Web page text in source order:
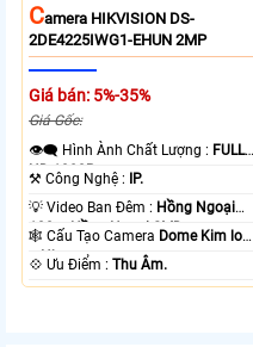
CAmera HIKVISION DS-
2DE4225IWG1-EHUN 2MP
Giá bán: 5%-35%
Giá Gốc:
👁️‍🗨 Hình Ành Chất Lượng : FULL
HD 1080P .
⚒ Công Nghệ :
IP.
💡 Video Ban Đêm : Hồng Ngoại
100m Hồng Ngoại SMD.
🕸️ Cấu Tạo Camera Dome Kim loại
+ Nhựa.
️💠 Ưu Điểm :Thu Âm.